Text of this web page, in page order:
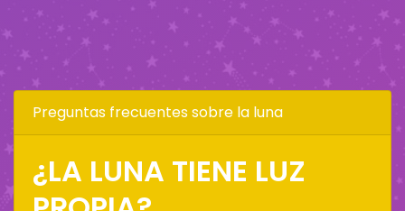
Preguntas frecuentes sobre la luna
¿LA LUNA TIENE LUZ